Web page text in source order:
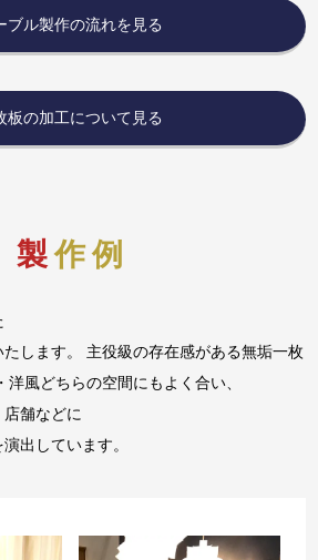
ブル製作の流れを見る
板の加工について見る
製作例
します。 主役級の存在感がある無垢一枚
風どちらの空間にもよく合い、
店舗などに
出しています。